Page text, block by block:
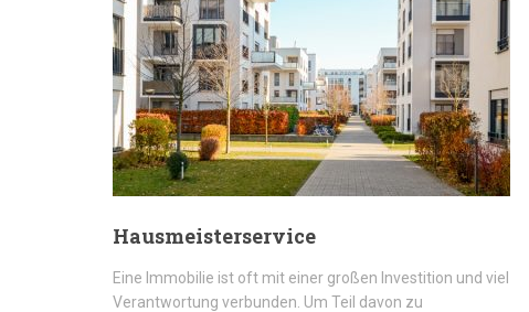
Hausmeisterservice
Eine Immobilie ist oft mit einer großen Investition und viel
Verantwortung verbunden. Um Teil davon zu